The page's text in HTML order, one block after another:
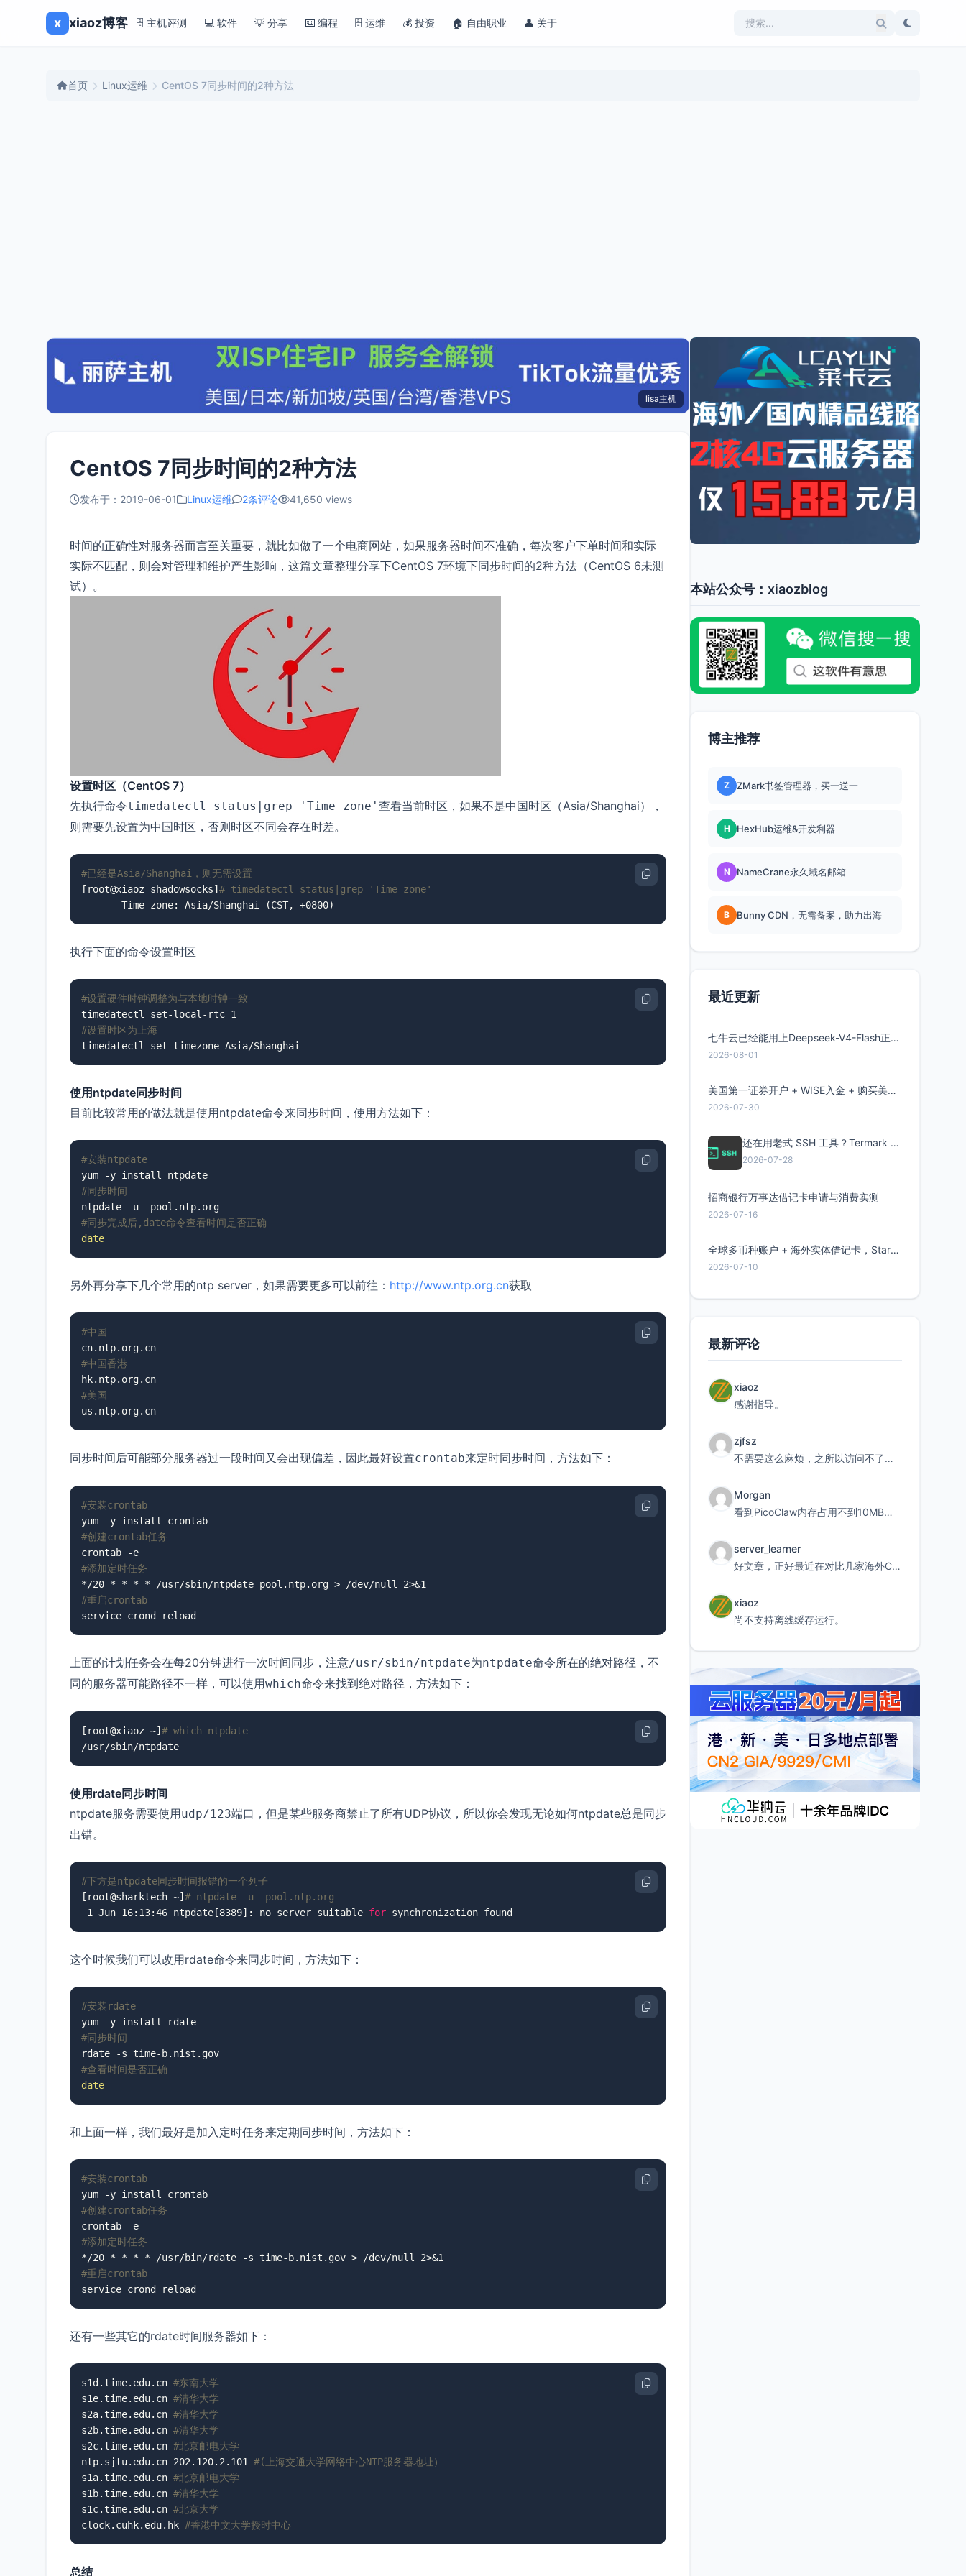
x xiaoz博客 🗄️ 主机评测 💻 软件 💡 分享 ⌨️ 编程 🗄️ 运维 💰 投资 🏠 自由职业 👤 关于
首页 Linux运维 CentOS 7同步时间的2种方法
lisa主机
CentOS 7同步时间的2种方法
发布于：2019-06-01 Linux运维 2条评论 41,650 views
时间的正确性对服务器而言至关重要，就比如做了一个电商网站，如果服务器时间不准确，每次客户下单时间和实际
实际不匹配，则会对管理和维护产生影响，这篇文章整理分享下CentOS 7环境下同步时间的2种方法（CentOS 6未测
试）。
设置时区（CentOS 7）
先执行命令timedatectl status|grep 'Time zone' 查看当前时区，如果不是中国时区（Asia/Shanghai），
则需要先设置为中国时区，否则时区不同会存在时差。
#已经是Asia/Shanghai，则无需设置
[root@xiaoz shadowsocks] # timedatectl status|grep 'Time zone'
       Time zone: Asia/Shanghai (CST, +0800)
执行下面的命令设置时区
#设置硬件时钟调整为与本地时钟一致
#设置时区为上海
timedatectl set-timezone Asia/Shanghai
使用ntpdate同步时间
目前比较常用的做法就是使用ntpdate命令来同步时间，使用方法如下：
#安装ntpdate
#同步时间
#同步完成后,date命令查看时间是否正确
date
另外再分享下几个常用的ntp server，如果需要更多可以前往： http://www.ntp.org.cn获取
#中国
#中国香港
#美国
us.ntp.org.cn
同步时间后可能部分服务器过一段时间又会出现偏差，因此最好设置crontab来定时同步时间，方法如下：
#安装crontab
#创建crontab任务
#添加定时任务
#重启crontab
service crond reload
上面的计划任务会在每20分钟进行一次时间同步，注意/usr/sbin/ntpdate为ntpdate命令所在的绝对路径，不
同的服务器可能路径不一样，可以使用which命令来找到绝对路径，方法如下：
[root@xiaoz ~] # which ntpdate
/usr/sbin/ntpdate
使用rdate同步时间
ntpdate服务需要使用udp/123端口，但是某些服务商禁止了所有UDP协议，所以你会发现无论如何ntpdate总是同步
出错。
#下方是ntpdate同步时间报错的一个列子
[root@sharktech ~] # ntpdate -u  pool.ntp.org
1 Jun 16:13:46 ntpdate[8389]: no server suitable for synchronization found
这个时候我们可以改用rdate命令来同步时间，方法如下：
#安装rdate
#同步时间
#查看时间是否正确
date
和上面一样，我们最好是加入定时任务来定期同步时间，方法如下：
#安装crontab
#创建crontab任务
#添加定时任务
#重启crontab
service crond reload
还有一些其它的rdate时间服务器如下：
s1d.time.edu.cn #东南大学
s1e.time.edu.cn #清华大学
s2a.time.edu.cn #清华大学
s2b.time.edu.cn #清华大学
s2c.time.edu.cn #北京邮电大学
ntp.sjtu.edu.cn 202.120.2.101 #(上海交通大学网络中心NTP服务器地址）
s1a.time.edu.cn #北京邮电大学
s1b.time.edu.cn #清华大学
s1c.time.edu.cn #北京大学
clock.cuhk.edu.hk #香港中文大学授时中心
总结
本站公众号：xiaozblog
博主推荐
Z ZMark书签管理器，买一送一
H HexHub运维&开发利器
N NameCrane永久域名邮箱
B Bunny CDN，无需备案，助力出海
最近更新
七牛云已经能用上Deepseek-V4-Flash正式版了，点此领取300万Token
2026-08-01
美国第一证券开户 + WISE入金 + 购买美股全流程分享
2026-07-30
还在用老式 SSH 工具？Termark 新一代跨平台智能SSH客户端了解一下
2026-07-28
招商银行万事达借记卡申请与消费实测
2026-07-16
全球多币种账户 + 海外实体借记卡，Starryblu开户教程与注意事项
2026-07-10
最新评论
xiaoz
感谢指导。
zjfsz
不需要这么麻烦，之所以访问不了，是由于非对称路由的问题，在爱快主路由添加一条静态路由192.168.
Morgan
看到PicoClaw内存占用不到10MB这个数据真的很惊喜，确实很适合我这种想用旧设备折腾AI的小白
server_learner
好文章，正好最近在对比几家海外CDN。文中提到CF免费版不支持自定义回源端口和HOST这个痛点太真实
xiaoz
尚不支持离线缓存运行。